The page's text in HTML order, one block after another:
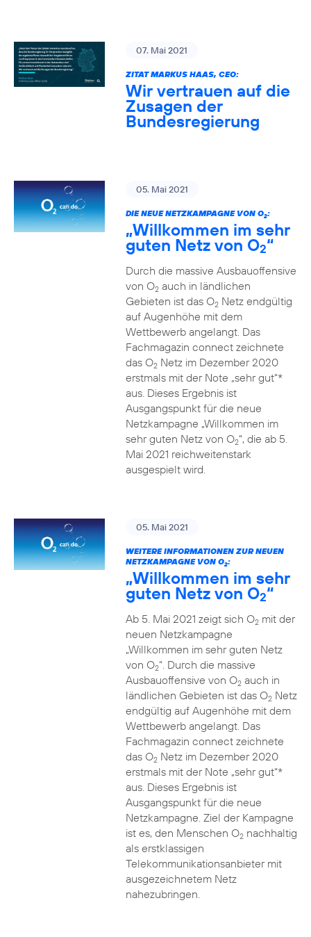
07. Mai 2021
ZITAT MARKUS HAAS, CEO:
Wir vertrauen auf die
Zusagen der
Bundesregierung
05. Mai 2021
DIE NEUE NETZKAMPAGNE VON O2:
„Willkommen im sehr
guten Netz von O2“
Durch die massive Ausbauoffensive
von O2auch in ländlichen
Gebieten ist das O2Netz endgültig
auf Augenhöhe mit dem
Wettbewerb angelangt. Das
Fachmagazin connect zeichnete
das O2Netz im Dezember 2020
erstmals mit der Note „sehr gut“*
aus. Dieses Ergebnis ist
Ausgangspunkt für die neue
Netzkampagne „Willkommen im
sehr guten Netz von O2“, die ab 5.
Mai 2021 reichweitenstark
ausgespielt wird.
05. Mai 2021
WEITERE INFORMATIONEN ZUR NEUEN
NETZKAMPAGNE VON O2:
„Willkommen im sehr
guten Netz von O2“
Ab 5. Mai 2021 zeigt sich O2mit der
neuen Netzkampagne
„Willkommen im sehr guten Netz
von O2“. Durch die massive
Ausbauoffensive von O2auch in
ländlichen Gebieten ist das O2Netz
endgültig auf Augenhöhe mit dem
Wettbewerb angelangt. Das
Fachmagazin connect zeichnete
das O2Netz im Dezember 2020
erstmals mit der Note „sehr gut“*
aus. Dieses Ergebnis ist
Ausgangspunkt für die neue
Netzkampagne. Ziel der Kampagne
ist es, den Menschen O2nachhaltig
als erstklassigen
Telekommunikationsanbieter mit
ausgezeichnetem Netz
nahezubringen.